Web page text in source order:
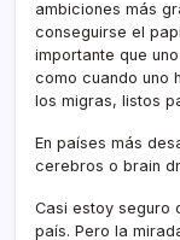
ambiciones más
conseguirse el
importante que
como cuando uno
los migras, listos
En paí­ses más
cerebros o brain
Casi estoy seguro
paí­s. Pero la